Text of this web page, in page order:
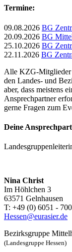
Termine:
09.08.2026 BG
20.09.2026 BG
25.10.2026 BG
22.11.2026 BG
Alle KZG-Mitglieder
den Landes- und
aber, dass meistens
Ansprechpartner
gerne Fragen zum
Deine
Nina Christ
Im Höhlchen 3
63571 Gelnhausen
T: +49 (0) 6051 -
Hessen@eurasier.de
Bezirksgruppe
(Landesgruppe Hessen)